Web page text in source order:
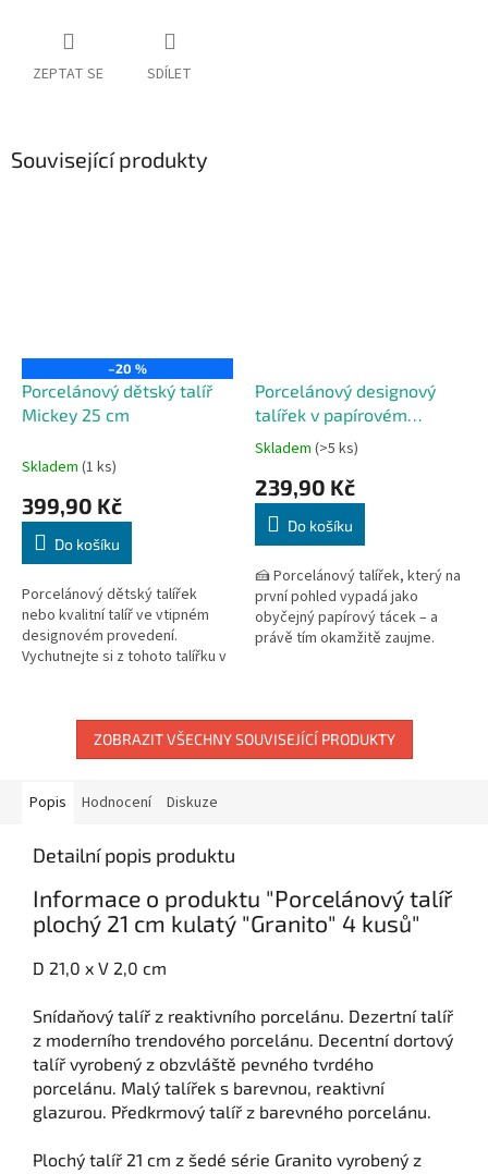
ZEPTAT SE SDÍLET
Související produkty
–20 %
Porcelánový dětský talíř
Mickey 25 cm
Skladem (1 ks)
399,90 Kč
Do košíku
Porcelánový dětský talířek
nebo kvalitní talíř ve vtipném
designovém provedení.
Vychutnejte si z tohoto talířku v
Porcelánový designový
talířek v papírovém
vzhledu 20 cm
Průměrné
produktu
5,0
5
hvězdiček.
Skladem (>5 ks)
239,90 Kč
Do košíku
🍰 Porcelánový talířek, který na
první pohled vypadá jako
obyčejný papírový tácek – a
právě tím okamžitě zaujme.
ZOBRAZIT VŠECHNY SOUVISEJÍCÍ PRODUKTY
Popis Hodnocení Diskuze
Detailní popis produktu
Informace o produktu "Porcelánový talíř
plochý 21 cm kulatý "Granito" 4 kusů"
D 21,0 x V 2,0 cm
Snídaňový talíř z reaktivního porcelánu. Dezertní talíř
z moderního trendového porcelánu. Decentní dortový
talíř vyrobený z obzvláště pevného tvrdého
porcelánu. Malý talířek s barevnou, reaktivní
glazurou. Předkrmový talíř z barevného porcelánu.
Plochý talíř 21 cm z šedé série Granito vyrobený z